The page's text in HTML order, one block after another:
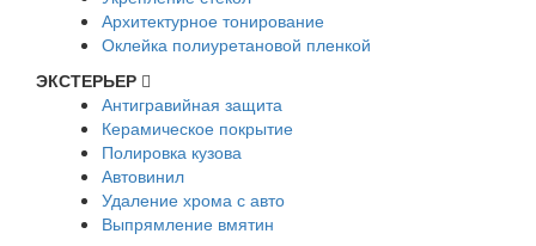
Архитектурное тонирование
Оклейка полиуретановой пленкой
ЭКСТЕРЬЕР
Антигравийная защита
Керамическое покрытие
Полировка кузова
Автовинил
Удаление хрома с авто
Выпрямление вмятин